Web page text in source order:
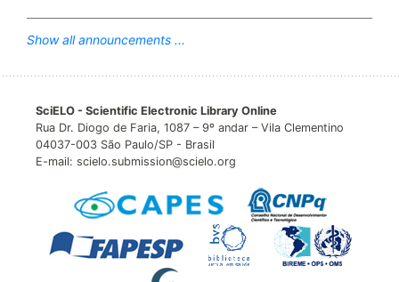
Show all announcements ...
SciELO - Scientific Electronic Library Online
Rua Dr. Diogo de Faria, 1087 – 9º andar – Vila Clementino
04037-003 São Paulo/SP - Brasil
E-mail: scielo.submission@scielo.org